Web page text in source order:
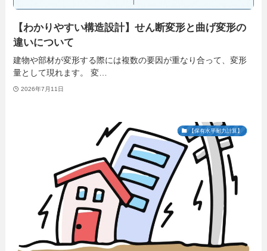
【わかりやすい構造設計】せん断変形と曲げ変形の
違いについて
建物や部材が変形する際には複数の要因が重なり合って、変形
量として現れます。 変…
2026年7月11日
【保有水平耐力計算】